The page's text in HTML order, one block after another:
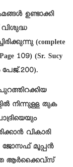
ഉണ്ടാക്കി
(complete
109) (Sr. Sucy
പേജ്.200).
നിന്നുള്ള തുക
വികാരി
മൂപ്പൻ
ആർക്കൈവ്സ്